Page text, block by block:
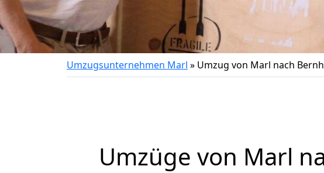
Umzugsunternehmen Marl » Umzug von Marl nach
Umzüge von Marl